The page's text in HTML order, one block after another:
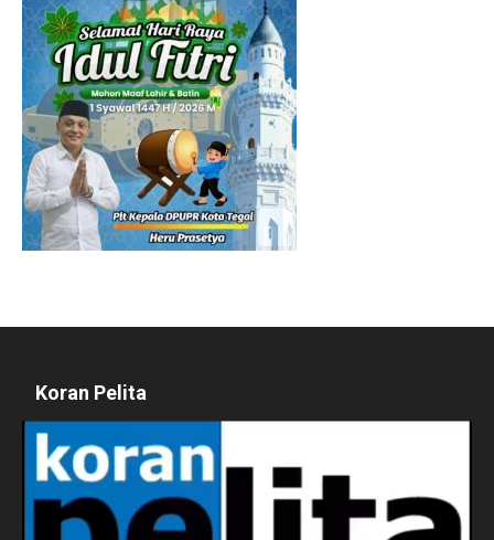
Koran Pelita
Pemutar
Video